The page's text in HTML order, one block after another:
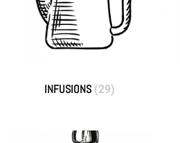
INFUSIONS (29)